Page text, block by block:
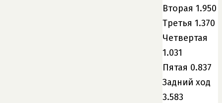
Вторая 1.950
Третья 1.370
Четвертая
1.031
Пятая 0.837
Задний ход
3.583